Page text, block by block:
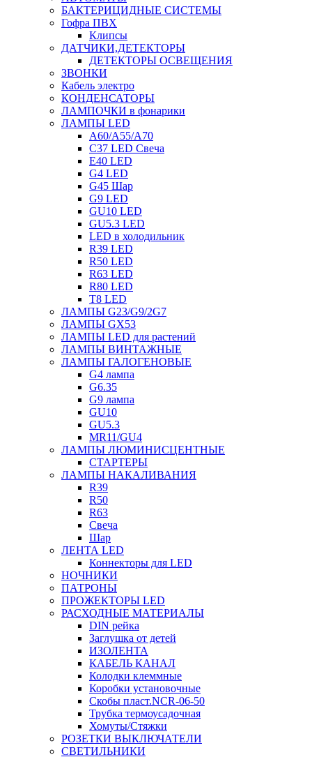
БАКТЕРИЦИДНЫЕ СИСТЕМЫ
Гофра ПВХ
Клипсы
ДАТЧИКИ,ДЕТЕКТОРЫ
ДЕТЕКТОРЫ ОСВЕЩЕНИЯ
ЗВОНКИ
Кабель электро
КОНДЕНСАТОРЫ
ЛАМПОЧКИ в фонарики
ЛАМПЫ LED
A60/A55/A70
C37 LED Свеча
E40 LED
G4 LED
G45 Шар
G9 LED
GU10 LED
GU5.3 LED
LED в холодильник
R39 LED
R50 LED
R63 LED
R80 LED
T8 LED
ЛАМПЫ G23/G9/2G7
ЛАМПЫ GX53
ЛАМПЫ LED для растений
ЛАМПЫ ВИНТАЖНЫЕ
ЛАМПЫ ГАЛОГЕНОВЫЕ
G4 лампа
G6.35
G9 лампа
GU10
GU5.3
MR11/GU4
ЛАМПЫ ЛЮМИНИСЦЕНТНЫЕ
СТАРТЕРЫ
ЛАМПЫ НАКАЛИВАНИЯ
R39
R50
R63
Свеча
Шар
ЛЕНТА LED
Коннекторы для LED
НОЧНИКИ
ПАТРОНЫ
ПРОЖЕКТОРЫ LED
РАСХОДНЫЕ МАТЕРИАЛЫ
DIN рейка
Заглушка от детей
ИЗОЛЕНТА
КАБЕЛЬ КАНАЛ
Колодки клеммные
Коробки установочные
Скобы пласт.NCR-06-50
Трубка термоусадочная
Хомуты/Стяжки
РОЗЕТКИ ВЫКЛЮЧАТЕЛИ
СВЕТИЛЬНИКИ